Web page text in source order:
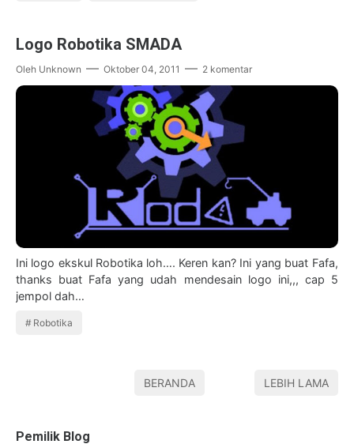
Logo Robotika SMADA
Oleh Unknown Oktober 04, 2011 2 komentar
Ini logo ekskul Robotika loh…. Keren kan? Ini yang buat Fafa,
thanks buat Fafa yang udah mendesain logo ini,,, cap 5
jempol dah…
Robotika
BERANDA LEBIH LAMA
Pemilik Blog